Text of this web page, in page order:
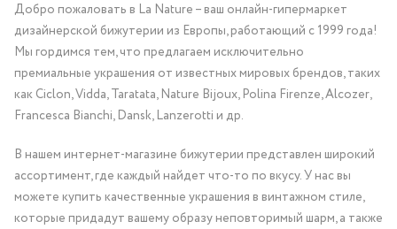
Добро пожаловать в La Nature – ваш онлайн-гипермаркет
дизайнерской бижутерии из Европы, работающий с 1999 года!
Мы гордимся тем, что предлагаем исключительно
премиальные украшения от известных мировых брендов, таких
как Ciclon, Vidda, Taratata, Nature Bijoux, Polina Firenze, Alcozer,
Francesca Bianchi, Dansk, Lanzerotti и др.
В нашем интернет-магазине бижутерии представлен широкий
ассортимент, где каждый найдет что-то по вкусу. У нас вы
можете купить качественные украшения в винтажном стиле,
которые придадут вашему образу неповторимый шарм, а также